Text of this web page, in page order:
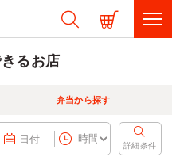
るお店
弁当から探す
日付
詳細条件